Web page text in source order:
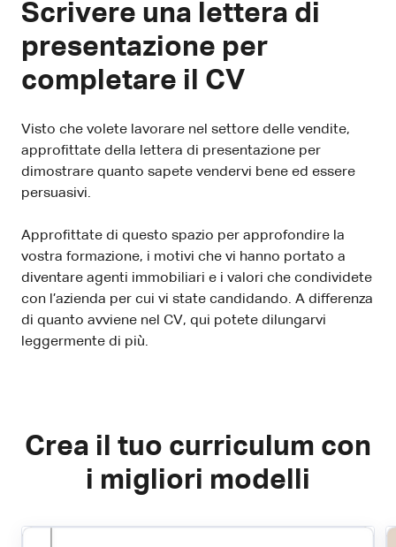
Scrivere una lettera di
presentazione per
completare il CV
Visto che volete lavorare nel settore delle vendite,
approfittate della lettera di presentazione per
dimostrare quanto sapete vendervi bene ed essere
persuasivi.
Approfittate di questo spazio per approfondire la
vostra formazione, i motivi che vi hanno portato a
diventare agenti immobiliari e i valori che condividete
con l’azienda per cui vi state candidando. A differenza
di quanto avviene nel CV, qui potete dilungarvi
leggermente di più.
Crea il tuo curriculum con
i migliori modelli